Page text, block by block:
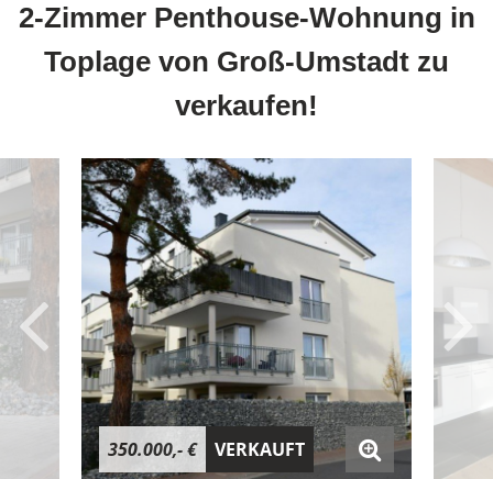
2-Zimmer Penthouse-Wohnung in
Toplage von Groß-Umstadt zu
verkaufen!
350.000,- € VERKAUFT